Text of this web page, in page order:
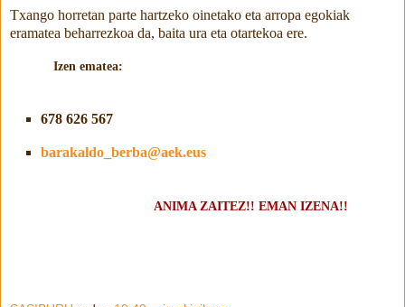
Txango horretan parte hartzeko oinetako eta arropa egokiak
eramatea beharrezkoa da, baita ura eta otartekoa ere.
Izen ematea:
678 626 567
barakaldo_berba@aek.eus
ANIMA ZAITEZ!! EMAN IZENA!!